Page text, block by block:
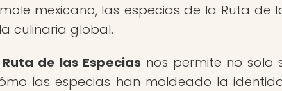
mexicano, las especias de la Ruta de
culinaria global.
de las Especias nos permite no solo
las especias han moldeado la